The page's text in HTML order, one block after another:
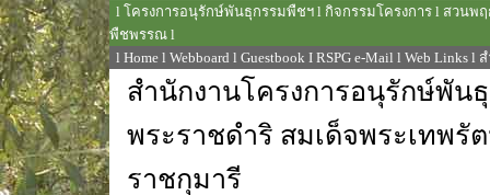
l โครงการอนุรักษ์พันธุกรรมพืชฯ l กิจกรรมโครงการ l สวนพฤ
พืชพรรณ l
l Home l Webboard l Guestbook I RSPG e-Mail l Web Links l
สำนักงานโครงการอนุรักษ์พัน
พระราชดำริ สมเด็จพระเทพรั
ราชกุมารี